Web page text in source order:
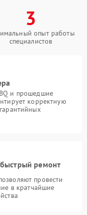
3
опыт работы
специалистов
и прошедшие
корректную
быстрый ремонт
провести
в кратчайшие